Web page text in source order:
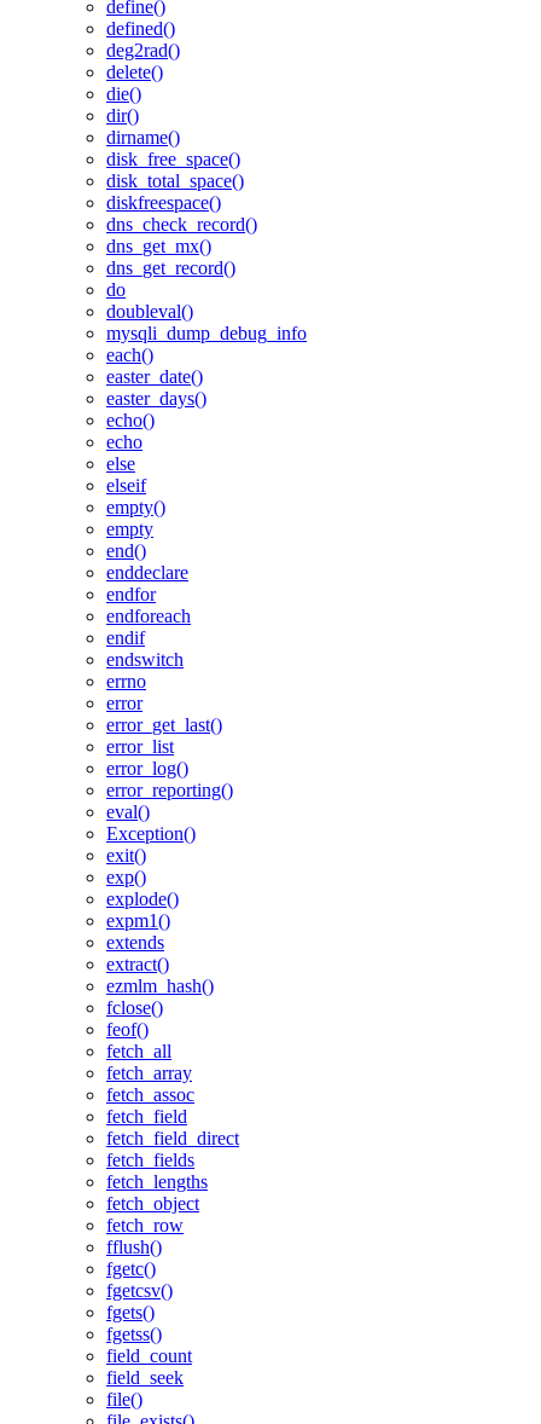
define()
defined()
deg2rad()
delete()
die()
dir()
dirname()
disk_free_space()
disk_total_space()
diskfreespace()
dns_check_record()
dns_get_mx()
dns_get_record()
do
doubleval()
mysqli_dump_debug_info
each()
easter_date()
easter_days()
echo()
echo
else
elseif
empty()
empty
end()
enddeclare
endfor
endforeach
endif
endswitch
errno
error
error_get_last()
error_list
error_log()
error_reporting()
eval()
Exception()
exit()
exp()
explode()
expm1()
extends
extract()
ezmlm_hash()
fclose()
feof()
fetch_all
fetch_array
fetch_assoc
fetch_field
fetch_field_direct
fetch_fields
fetch_lengths
fetch_object
fetch_row
fflush()
fgetc()
fgetcsv()
fgets()
fgetss()
field_count
field_seek
file()